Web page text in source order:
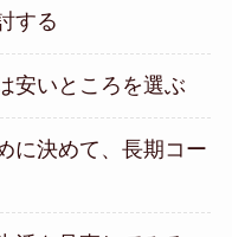
する
安いところを選ぶ
に決めて、長期コー